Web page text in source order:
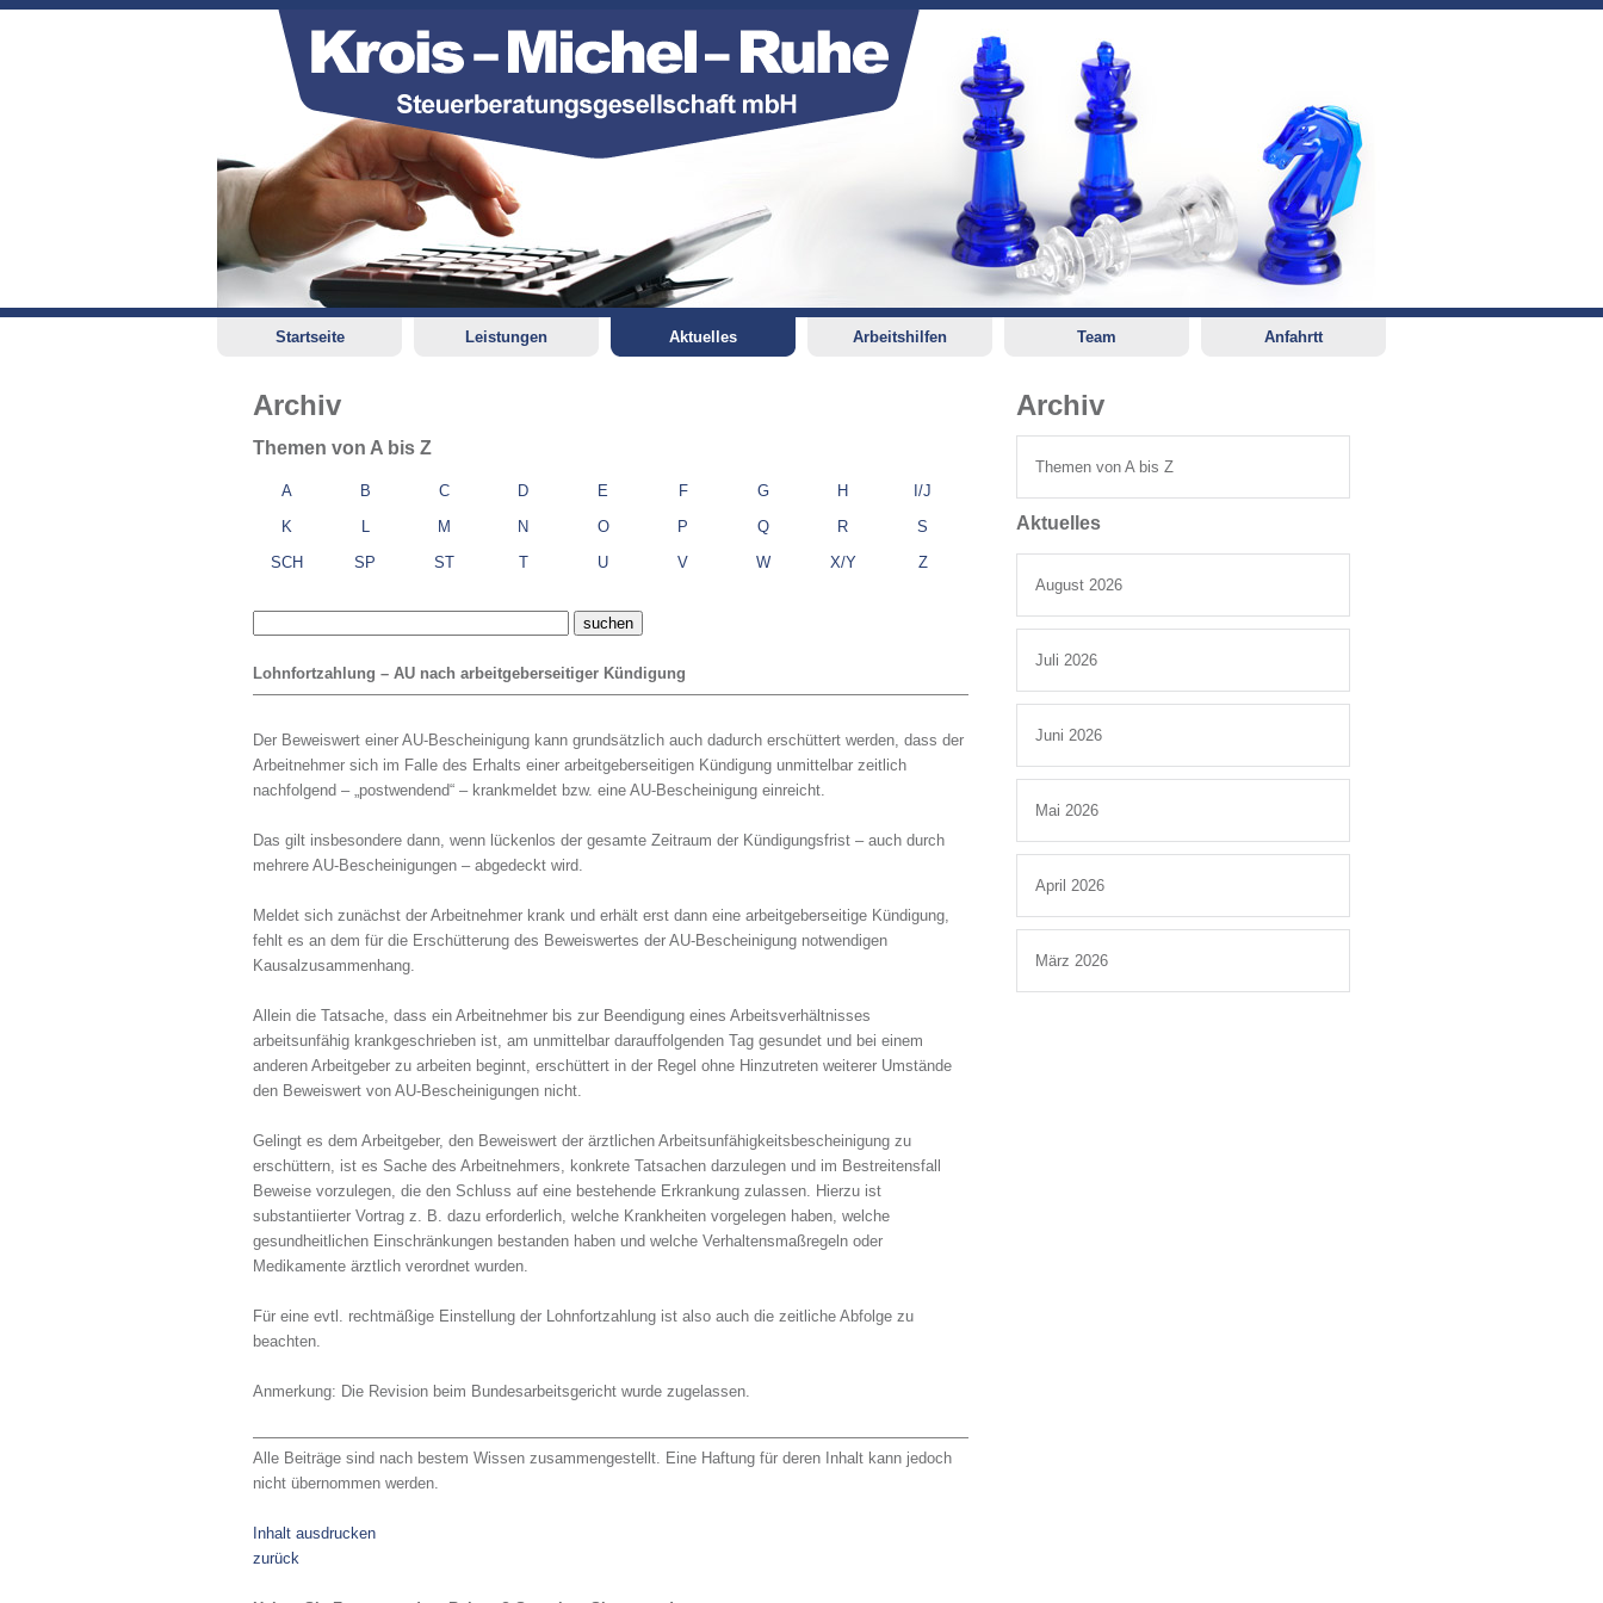
Startseite Leistungen Aktuelles Arbeitshilfen Team Anfahrtt
Archiv
Themen von A bis Z
A B C D E F G H
I/J
K
L M N O P Q R
S
SCH
SP ST T U V W X/Y Z
Lohnfortzahlung – AU nach arbeitgeberseitiger Kündigung
Der Beweiswert einer AU-Bescheinigung kann grundsätzlich auch dadurch erschüttert werden, dass der
Arbeitnehmer sich im Falle des Erhalts einer arbeitgeberseitigen Kündigung unmittelbar zeitlich
nachfolgend – „postwendend“ – krankmeldet bzw. eine AU-Bescheinigung einreicht.
Das gilt insbesondere dann, wenn lückenlos der gesamte Zeitraum der Kündigungsfrist – auch durch
mehrere AU-Bescheinigungen – abgedeckt wird.
Meldet sich zunächst der Arbeitnehmer krank und erhält erst dann eine arbeitgeberseitige Kündigung,
fehlt es an dem für die Erschütterung des Beweiswertes der AU-Bescheinigung notwendigen
Kausalzusammenhang.
Allein die Tatsache, dass ein Arbeitnehmer bis zur Beendigung eines Arbeitsverhältnisses
arbeitsunfähig krankgeschrieben ist, am unmittelbar darauffolgenden Tag gesundet und bei einem
anderen Arbeitgeber zu arbeiten beginnt, erschüttert in der Regel ohne Hinzutreten weiterer Umstände
den Beweiswert von AU-Bescheinigungen nicht.
Gelingt es dem Arbeitgeber, den Beweiswert der ärztlichen Arbeitsunfähigkeitsbescheinigung zu
erschüttern, ist es Sache des Arbeitnehmers, konkrete Tatsachen darzulegen und im Bestreitensfall
Beweise vorzulegen, die den Schluss auf eine bestehende Erkrankung zulassen. Hierzu ist
substantiierter Vortrag z. B. dazu erforderlich, welche Krankheiten vorgelegen haben, welche
gesundheitlichen Einschränkungen bestanden haben und welche Verhaltensmaßregeln oder
Medikamente ärztlich verordnet wurden.
Für eine evtl. rechtmäßige Einstellung der Lohnfortzahlung ist also auch die zeitliche Abfolge zu
beachten.
Anmerkung: Die Revision beim Bundesarbeitsgericht wurde zugelassen.
Alle Beiträge sind nach bestem Wissen zusammengestellt. Eine Haftung für deren Inhalt kann jedoch
nicht übernommen werden.
Inhalt ausdrucken
zurück
Archiv
Themen von A bis Z
Aktuelles
August 2026
Juli 2026
Juni 2026
Mai 2026
April 2026
März 2026